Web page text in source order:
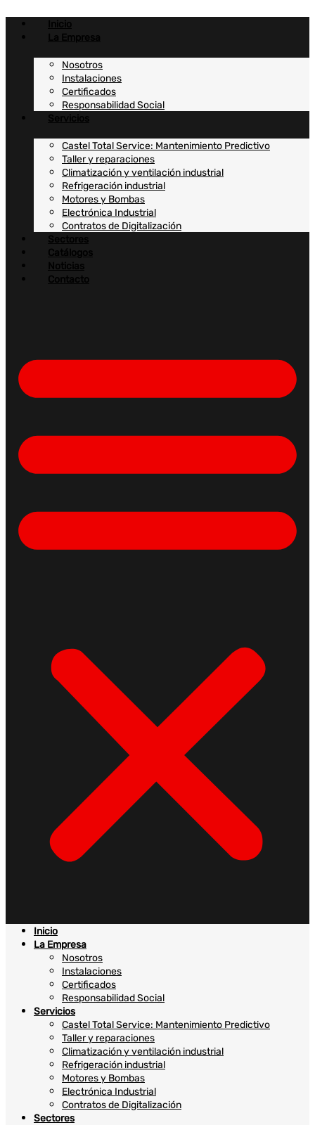
contenido
Inicio
La Empresa
Nosotros
Instalaciones
Certificados
Responsabilidad Social
Servicios
Castel Total Service: Mantenimiento Predictivo
Taller y reparaciones
Climatización y ventilación industrial
Refrigeración industrial
Motores y Bombas
Electrónica Industrial
Contratos de Digitalización
Sectores
Catálogos
Noticias
Contacto
Inicio
La Empresa
Nosotros
Instalaciones
Certificados
Responsabilidad Social
Servicios
Castel Total Service: Mantenimiento Predictivo
Taller y reparaciones
Climatización y ventilación industrial
Refrigeración industrial
Motores y Bombas
Electrónica Industrial
Contratos de Digitalización
Sectores